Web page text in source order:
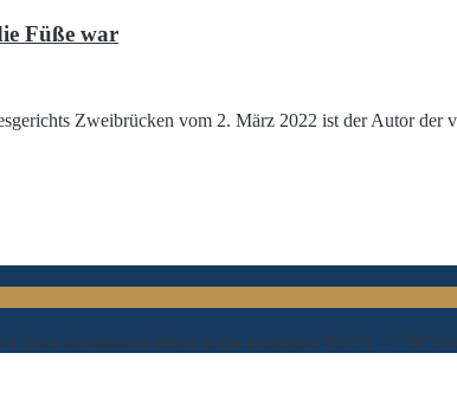
Füße war
Zweibrücken vom 2. März 2022 ist der Autor
Ihrer Kontaktaufnahme gerne entgegen: 06233 –